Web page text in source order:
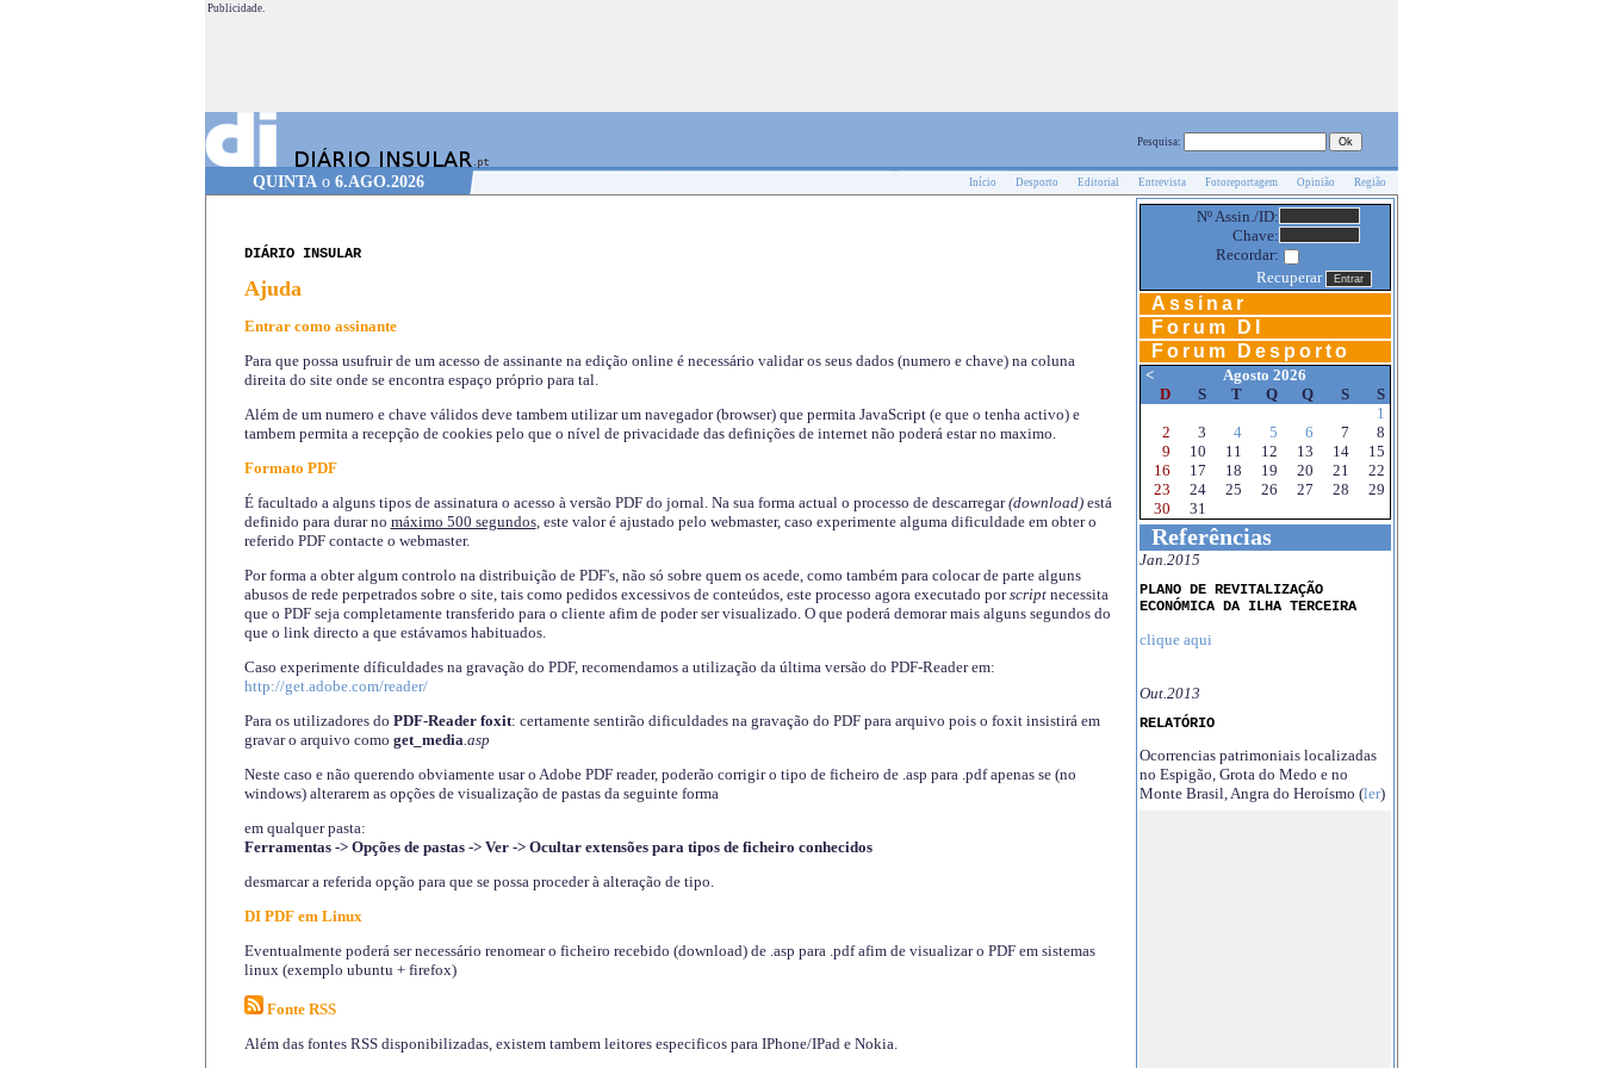
Publicidade.
Pesquisa:
QUINTA o 6.AGO.2026 Início Desporto Editorial Entrevista Fotoreportagem Opinião Região
DIÁRIO INSULAR
Ajuda
Entrar como assinante
Para que possa usufruir de um acesso de assinante na edição online é necessário validar os seus dados (numero e chave) na coluna
direita do site onde se encontra espaço próprio para tal.
Além de um numero e chave válidos deve tambem utilizar um navegador (browser) que permita JavaScript (e que o tenha activo) e
tambem permita a recepção de cookies pelo que o nível de privacidade das definições de internet não poderá estar no maximo.
Formato PDF
É facultado a alguns tipos de assinatura o acesso à versão PDF do jornal. Na sua forma actual o processo de descarregar(download)está
definido para durar no máximo 500 segundos, este valor é ajustado pelo webmaster, caso experimente alguma dificuldade em obter o
referido PDF contacte o webmaster.
Por forma a obter algum controlo na distribuição de PDF's, não só sobre quem os acede, como também para colocar de parte alguns
abusos de rede perpetrados sobre o site, tais como pedidos excessivos de conteúdos, este processo agora executado porscriptnecessita
que o PDF seja completamente transferido para o cliente afim de poder ser visualizado. O que poderá demorar mais alguns segundos do
que o link directo a que estávamos habituados.
Caso experimente díficuldades na gravação do PDF, recomendamos a utilização da última versão do PDF-Reader em:
http://get.adobe.com/reader/
Para os utilizadores do PDF-Reader foxit: certamente sentirão dificuldades na gravação do PDF para arquivo pois o foxit insistirá em
gravar o arquivo como get_media.asp
Neste caso e não querendo obviamente usar o Adobe PDF reader, poderão corrigir o tipo de ficheiro de .asp para .pdf apenas se (no
windows) alterarem as opções de visualização de pastas da seguinte forma
em qualquer pasta:
Ferramentas -> Opções de pastas -> Ver -> Ocultar extensões para tipos de ficheiro conhecidos
desmarcar a referida opção para que se possa proceder à alteração de tipo.
DI PDF em Linux
Eventualmente poderá ser necessário renomear o ficheiro recebido (download) de .asp para .pdf afim de visualizar o PDF em sistemas
linux (exemplo ubuntu + firefox)
Fonte RSS
Além das fontes RSS disponibilizadas, existem tambem leitores especificos para IPhone/IPad e Nokia.
Nº Assin./ID:
Chave:
Recordar:
Recuperar
Assinar
Forum DI
Forum Desporto
<
Agosto 2026
D
S T Q Q S
S
1
2
3 4 5 6 7
8
9
10 11 12 13 14
15
16
17 18 19 20 21
22
23
24 25 26 27 28
29
30
31
Referências
Jan.2015
PLANO DE REVITALIZAÇÃO
ECONÓMICA DA ILHA TERCEIRA
clique aqui
Out.2013
RELATÓRIO
Ocorrencias patrimoniais localizadas
no Espigão, Grota do Medo e no
Monte Brasil, Angra do Heroísmo (ler)